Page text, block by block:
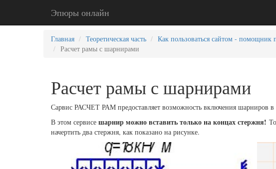
Эпюры онлайн
Главная Теоретическая часть Как пользоваться сайтом - помощник
Расчет рамы с шарнирами
Расчет рамы с шарнирами
Сарвис РАСЧЕТ РАМ предоставляет возможность включения шарниров в
В этом сервисе шарнир можно вставить только на концах стержня!
начертить два стержня, как показано на рисунке.